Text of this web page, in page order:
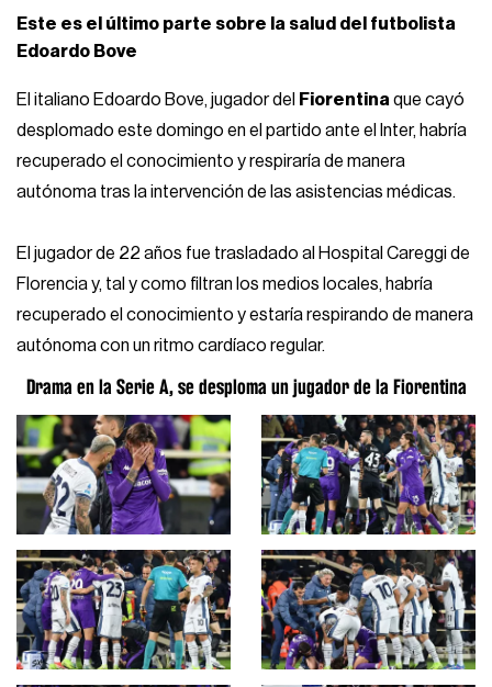
Este es el último parte sobre la salud del futbolista
Edoardo Bove
El italiano Edoardo Bove, jugador del Fiorentina que cayó
desplomado este domingo en el partido ante el Inter, habría
recuperado el conocimiento y respiraría de manera
autónoma tras la intervención de las asistencias médicas.
El jugador de 22 años fue trasladado al Hospital Careggi de
Florencia y, tal y como filtran los medios locales, habría
recuperado el conocimiento y estaría respirando de manera
autónoma con un ritmo cardíaco regular.
Drama en la Serie A, se desploma un jugador de la Fiorentina